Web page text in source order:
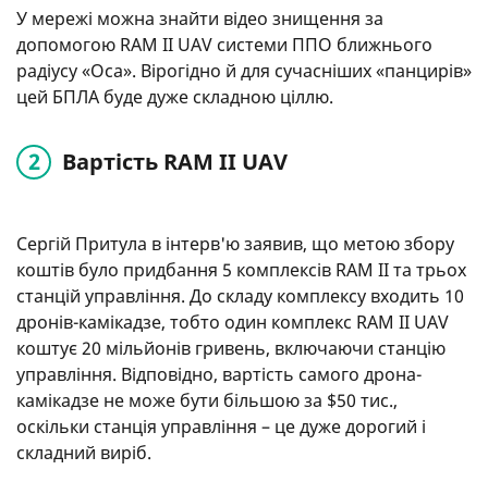
У мережі можна знайти відео знищення за
допомогою RAM II UAV системи ППО ближнього
радіусу «Оса». Вірогідно й для сучасніших «панцирів»
цей БПЛА буде дуже складною ціллю.
Вартість RAM II UAV
Сергій Притула в інтерв'ю заявив, що метою збору
коштів було придбання 5 комплексів RAM II та трьох
станцій управління. До складу комплексу входить 10
дронів-камікадзе, тобто один комплекс RAM II UAV
коштує 20 мільйонів гривень, включаючи станцію
управління. Відповідно, вартість самого дрона-
камікадзе не може бути більшою за $50 тис.,
оскільки станція управління – це дуже дорогий і
складний виріб.